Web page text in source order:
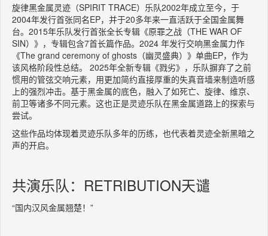
旋律黑金属灵迹（SPIRIT TRACE）乐队2002年成立至今，于
2004年发行首张同名EP，并于20多年来一直活跃于全国金属舞
台。2015年乐队发行首张全长专辑《原罪之战（THE WAR OF
SIN）》，专辑包含7首长篇作品。2024 年发行交响黑金属力作
《The grand ceremony of ghosts（幽灵盛典）》单曲EP，作为
该风格阶段性总结。 2025年全新专辑《戮劣》，乐队摒弃了之前
惯用的管弦交响元素，用更加简约直接厚重的失真音墙来制造听感
上的强烈冲击。基于黑金属的底色，融入了如死亡、旋律、维京、
前卫等诸多不同元素。这也正是灵迹乐队在黑金属道路上的探索与
尝试。
这些作品均体现着灵迹乐队多年的历练，也代表着灵迹全新黑暗之
声的开启。
共演乐队：RETRIBUTION天谴
“国内汉风金属翘楚！”